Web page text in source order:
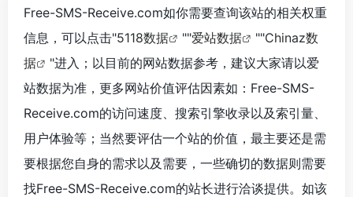
Free-SMS-Receive.com如你需要查询该站的相关权重
信息，可以点击"5118数据 ""爱站数据 ""Chinaz数
据
"进入；以目前的网站数据参考，建议大家请以爱
站数据为准，更多网站价值评估因素如：Free-SMS-
Receive.com的访问速度、搜索引擎收录以及索引量、
用户体验等；当然要评估一个站的价值，最主要还是需
要根据您自身的需求以及需要，一些确切的数据则需要
找Free-SMS-Receive.com的站长进行洽谈提供。如该